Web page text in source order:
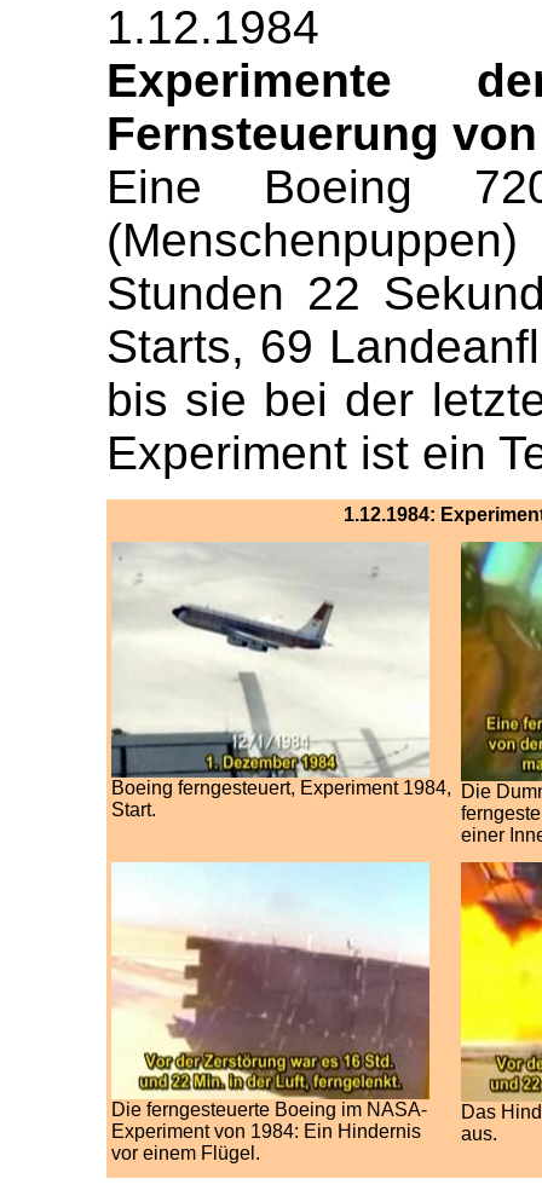
1.12.1984
Experimente
Fernsteuerung
Eine Boeing
Stunden 22
Starts, 69
bis sie bei der
Experiment ist ein
1.12.1984:
Boeing ferngesteuert, Experiment 1984,
Start.
Die
einer
Die ferngesteuerte Boeing im NASA-
Experiment von 1984: Ein Hindernis
vor einem Flügel.
Das
aus.